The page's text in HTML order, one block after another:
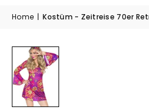
Home | Kostüm - Zeitreise 70er